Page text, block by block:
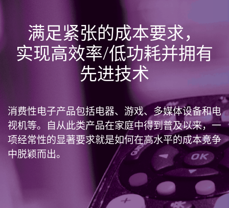
满足紧张的成本要求，
实现高效率/低功耗并拥有
先进技术
消费性电子产品包括电器、游戏、多媒体设备和电
视机等。自从此类产品在家庭中得到普及以来，一
项经常性的显著要求就是如何在高水平的成本竞争
中脱颖而出。